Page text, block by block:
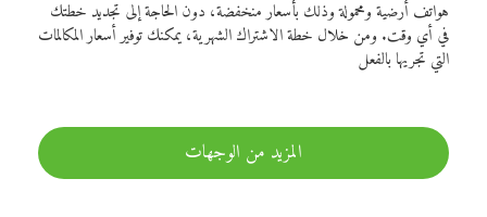
هواتف أرضية ومحمولة وذلك بأسعار منخفضة، دون الحاجة إلى تجديد خطتك
في أي وقت. ومن خلال خطة الاشتراك الشهرية، يمكنك توفير أسعار المكالمات
التي تجريها بالفعل
المزيد من الوجهات